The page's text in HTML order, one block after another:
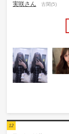
実咲さん 古閑(5)
12